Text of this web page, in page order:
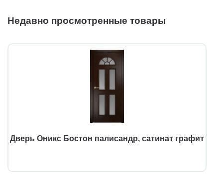
Недавно просмотренные товары
Дверь Оникс Бостон палисандр, сатинат графит